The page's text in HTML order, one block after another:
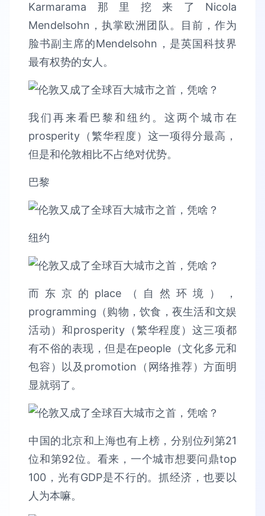
Karmarama那里挖来了Nicola
Mendelsohn，执掌欧洲团队。目前，作为
脸书副主席的Mendelsohn，是英国科技界
最有权势的女人。
我们再来看巴黎和纽约。这两个城市在
prosperity（繁华程度）这一项得分最高，
但是和伦敦相比不占绝对优势。
巴黎
纽约
而东京的place（自然环境），
programming（购物，饮食，夜生活和文娱
活动）和prosperity（繁华程度）这三项都
有不俗的表现，但是在people（文化多元和
包容）以及promotion（网络推荐）方面明
显就弱了。
中国的北京和上海也有上榜，分别位列第21
位和第92位。看来，一个城市想要问鼎top
100，光有GDP是不行的。抓经济，也要以
人为本嘛。